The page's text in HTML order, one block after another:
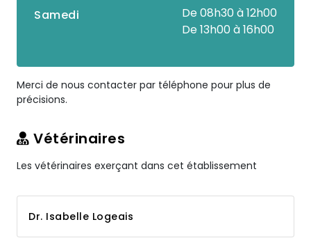
Samedi
De 08h30 à 12h00
De 13h00 à 16h00
Merci de nous contacter par téléphone pour plus de
précisions.
Vétérinaires
Les vétérinaires exerçant dans cet établissement
Dr. Isabelle Logeais